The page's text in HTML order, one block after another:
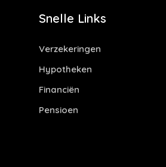
Snelle Links
Verzekeringen
Hypotheken
Financiën
Pensioen